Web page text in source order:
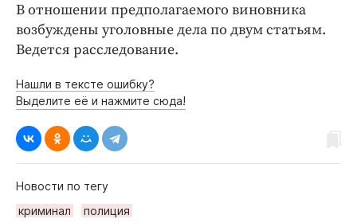
В отношении предполагаемого виновника
возбуждены уголовные дела по двум статьям.
Ведется расследование.
Нашли в тексте ошибку?
Выделите её и нажмите сюда!
Новости по тегу
криминал
полиция